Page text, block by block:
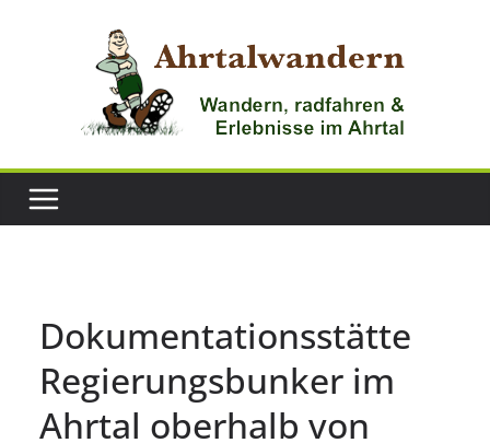
Dokumentationsstätte
Regierungsbunker im
Ahrtal oberhalb von